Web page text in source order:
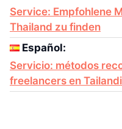
Service: Empfohlene
Thailand zu finden
Español:
Servicio: métodos
freelancers en